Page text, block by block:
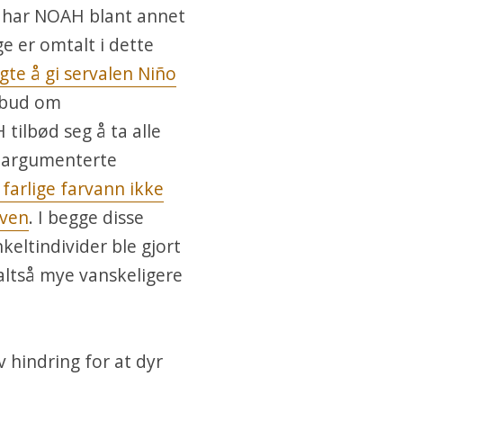
NOAH blant annet
er omtalt i dette
å gi servalen Niño
om
tilbød seg å ta alle
farvann ikke
. I begge disse
ble gjort
mye vanskeligere
hindring for at dyr